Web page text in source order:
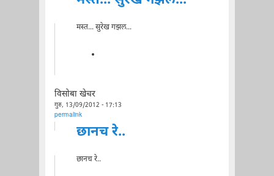
मस्त... सुरेख गझल...
विसोबा खेचर
गुरु, 13/09/2012 - 17:13
permalink
छानच रे..
छानच रे..